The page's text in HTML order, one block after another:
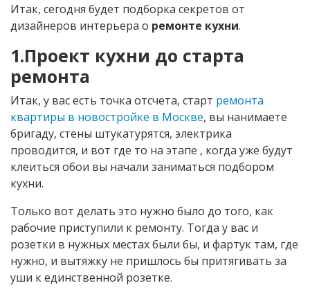
Итак, сегодня будет подборка секретов от
дизайнеров интерьера о ремонте кухни.
1.Проект кухни до старта
ремонта
Итак, у вас есть точка отсчета, старт ремонта
квартиры в новостройке в Москве, вы нанимаете
бригаду, стены штукатурятся, электрика
проводится, и вот где то на этапе , когда уже будут
клеиться обои вы начали заниматься подбором
кухни.
Только вот делать это нужно было до того, как
рабочие приступили к ремонту. Тогда у вас и
розетки в нужных местах были бы, и фартук там, где
нужно, и вытяжку не пришлось бы притягивать за
уши к единственной розетке.